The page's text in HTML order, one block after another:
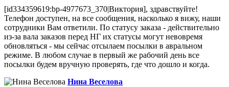
[id334359619:bp-4977673_370|Виктория], здравствуйте!
Телефон доступен, на все сообщения, насколько я вижу, наши
сотрудники Вам ответили. По статусу заказа - действительно
из-за вала заказов перед НГ их статусы могут невовремя
обновляться - мы сейчас отсылаем посылки в авральном
режиме. В любом случае в первый же рабочий день все
посылки будем вручную проверять, где что дошло и когда.
Нина Веселова